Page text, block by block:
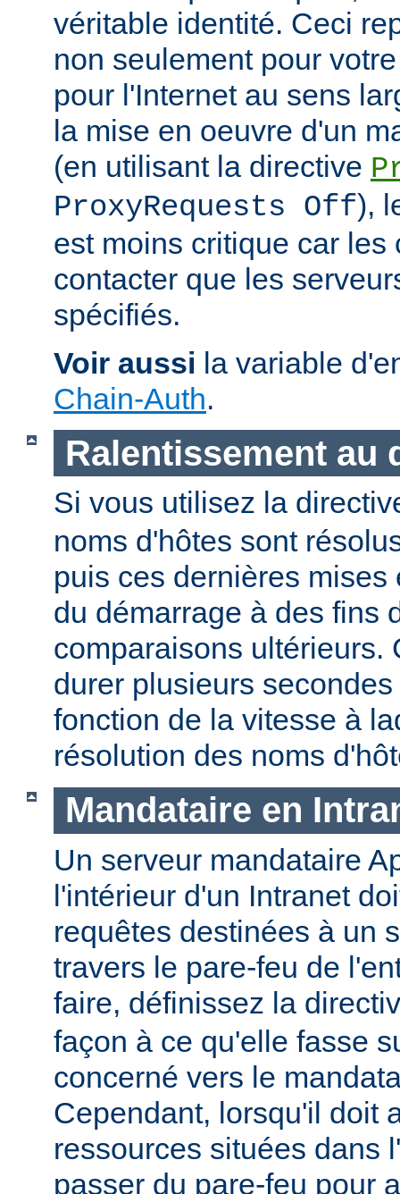
véritable identité. Ceci
non seulement pour
pour l'Internet au sens
la mise en oeuvre d'un
(en utilisant la directive
ProxyRequests Off),
est moins critique car les
contacter que les
spécifiés.
Voir aussi la variable
Chain-Auth.
Ralentissement au
Si vous utilisez la
noms d'hôtes sont
puis ces dernières mises
du démarrage à des fins
comparaisons ultérieurs.
durer plusieurs
fonction de la vitesse à
résolution des noms
Mandataire en
Un serveur mandataire
l'intérieur d'un Intranet
requêtes destinées à un
travers le pare-feu de
faire, définissez la
façon à ce qu'elle fasse
concerné vers le
Cependant, lorsqu'il doit
ressources situées dans
passer du pare-feu pour